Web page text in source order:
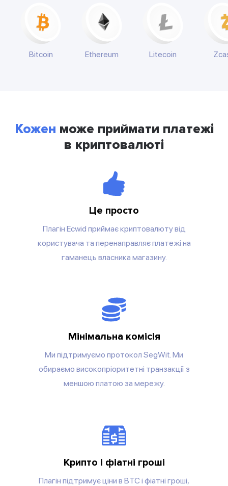
Bitcoin Ethereum Litecoin
Кожен може приймати платежі
в криптовалюті
Це просто
Плагін Ecwid приймає криптовалюту від
користувача та перенаправляє платежі на
гаманець власника магазину.
Мінімальна комісія
Ми підтримуємо протокол SegWit. Ми
обираємо високопріоритетні транзакції з
меншою платою за мережу.
Крипто і фіатні гроші
Плагін підтримує ціни в BTC і фіатні гроші,